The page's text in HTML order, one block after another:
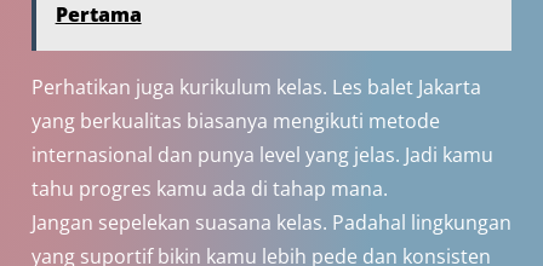
Pertama
Perhatikan juga kurikulum kelas. Les balet Jakarta
yang berkualitas biasanya mengikuti metode
internasional dan punya level yang jelas. Jadi kamu
tahu progres kamu ada di tahap mana.
Jangan sepelekan suasana kelas. Padahal lingkungan
yang suportif bikin kamu lebih pede dan konsisten